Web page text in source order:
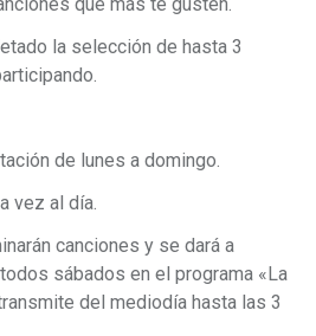
la selección de hasta 3
de lunes a domingo.
vez al día.
canciones y se dará a
sábados en el programa «La
del mediodía hasta las 3